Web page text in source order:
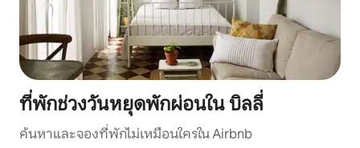
ที่พักช่วงวันหยุดพักผ่อนใน บิลลี่
ค้นหาและจองที่พักไม่เหมือนใครใน Airbnb